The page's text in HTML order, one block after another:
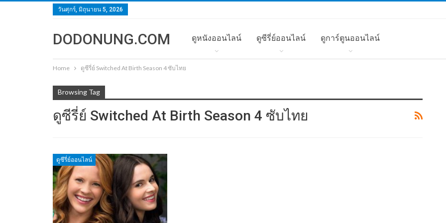
วันศุกร์, มิถุนายน 5, 2026
DODONUNG.COM ดูหนังออนไลน์ ดูซีรี่ย์ออนไลน์ ดูการ์ตูนออนไลน์
Home ดูซีรี่ย์ Switched At Birth Season 4 ซับไทย
Browsing Tag
ดูซีรี่ย์ Switched At Birth Season 4 ซับไทย
ดูซีรี่ย์ออนไลน์